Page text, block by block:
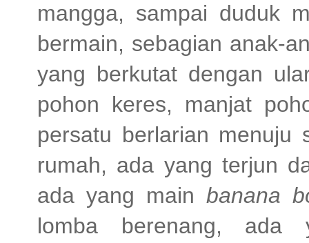
mangga, sampai duduk
bermain, sebagian anak-
yang berkutat dengan
pohon keres, manjat
persatu berlarian menuju
rumah, ada yang terjun
ada yang mainbanana
lomba berenang, ada